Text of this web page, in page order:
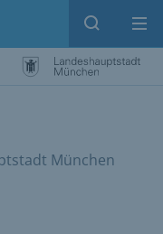
Suche
München